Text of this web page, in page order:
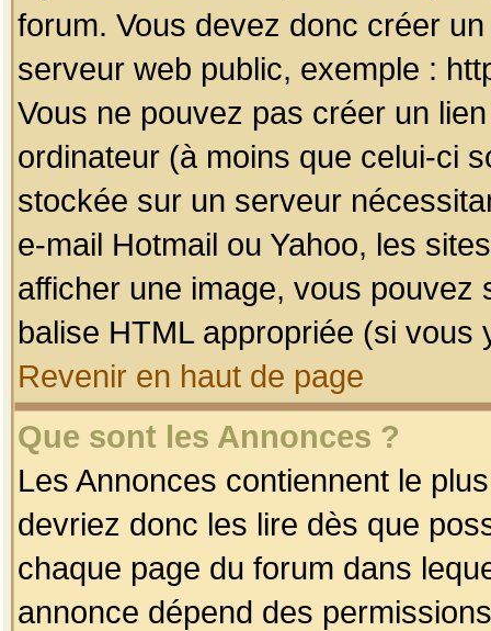
forum. Vous devez donc créer
serveur web public, exemple :
Vous ne pouvez pas créer un
ordinateur (à moins que celui-ci
stockée sur un serveur
e-mail Hotmail ou Yahoo, les
afficher une image, vous pouvez
balise HTML appropriée (si vous
Revenir en haut de page
Que sont les Annonces ?
Les Annonces contiennent le
devriez donc les lire dès que
chaque page du forum dans
annonce dépend des